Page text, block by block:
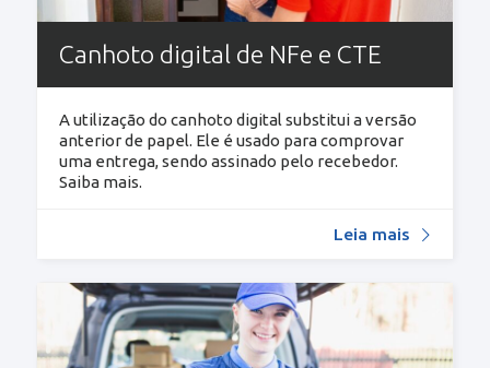
Canhoto digital de NFe e CTE
A utilização do canhoto digital substitui a versão
anterior de papel. Ele é usado para comprovar
uma entrega, sendo assinado pelo recebedor.
Saiba mais.
Leia mais